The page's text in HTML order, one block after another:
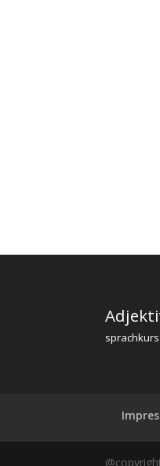
sprachkurs